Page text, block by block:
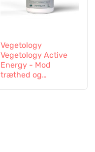
Vegetology
Vegetology Active
Energy - Mod
træthed og